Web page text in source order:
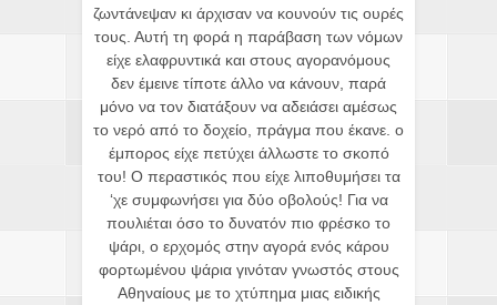
ζωντάνεψαν κι άρχισαν να κουνούν τις ουρές
τους. Αυτή τη φορά η παράβαση των νόμων
είχε ελαφρυντικά και στους αγορανόμους
δεν έμεινε τίποτε άλλο να κάνουν, παρά
μόνο να τον διατάξουν να αδειάσει αμέσως
το νερό από το δοχείο, πράγμα που έκανε. ο
έμπορος είχε πετύχει άλλωστε το σκοπό
του! Ο περαστικός που είχε λιποθυμήσει τα
‘χε συμφωνήσει για δύο οβολούς! Για να
πουλιέται όσο το δυνατόν πιο φρέσκο το
ψάρι, ο ερχομός στην αγορά ενός κάρου
φορτωμένου ψάρια γινόταν γνωστός στους
Αθηναίους με το χτύπημα μιας ειδικής